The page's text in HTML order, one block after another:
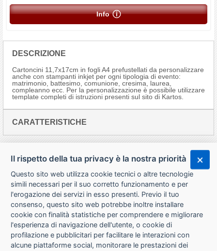
Info
DESCRIZIONE
Cartoncini 11,7x17cm in fogli A4 prefustellati da personalizzare
anche con stampanti inkjet per ogni tipologia di evento:
matrimonio, battesimo, comunione, cresima, laurea,
compleanno ecc. Per la personalizzazione è possibile utilizzare
template completi di istruzioni presenti sul sito di Kartos.
CARATTERISTICHE
CHI SIAMO
Il rispetto della tua privacy è la nostra priorità
Questo sito web utilizza cookie tecnici o altre tecnologie
simili necessari per il suo corretto funzionamento e per
l'erogazione dei servizi in esso presenti. Previo il tuo
consenso, questo sito web potrebbe inoltre installare
cookie con finalità statistiche per comprendere e migliorare
l'esperienza di navigazione dell'utente, o cookie di
profilazione e pubblicitari per facilitare le interazioni con
alcune piattaforme social, monitorare le prestazioni dei